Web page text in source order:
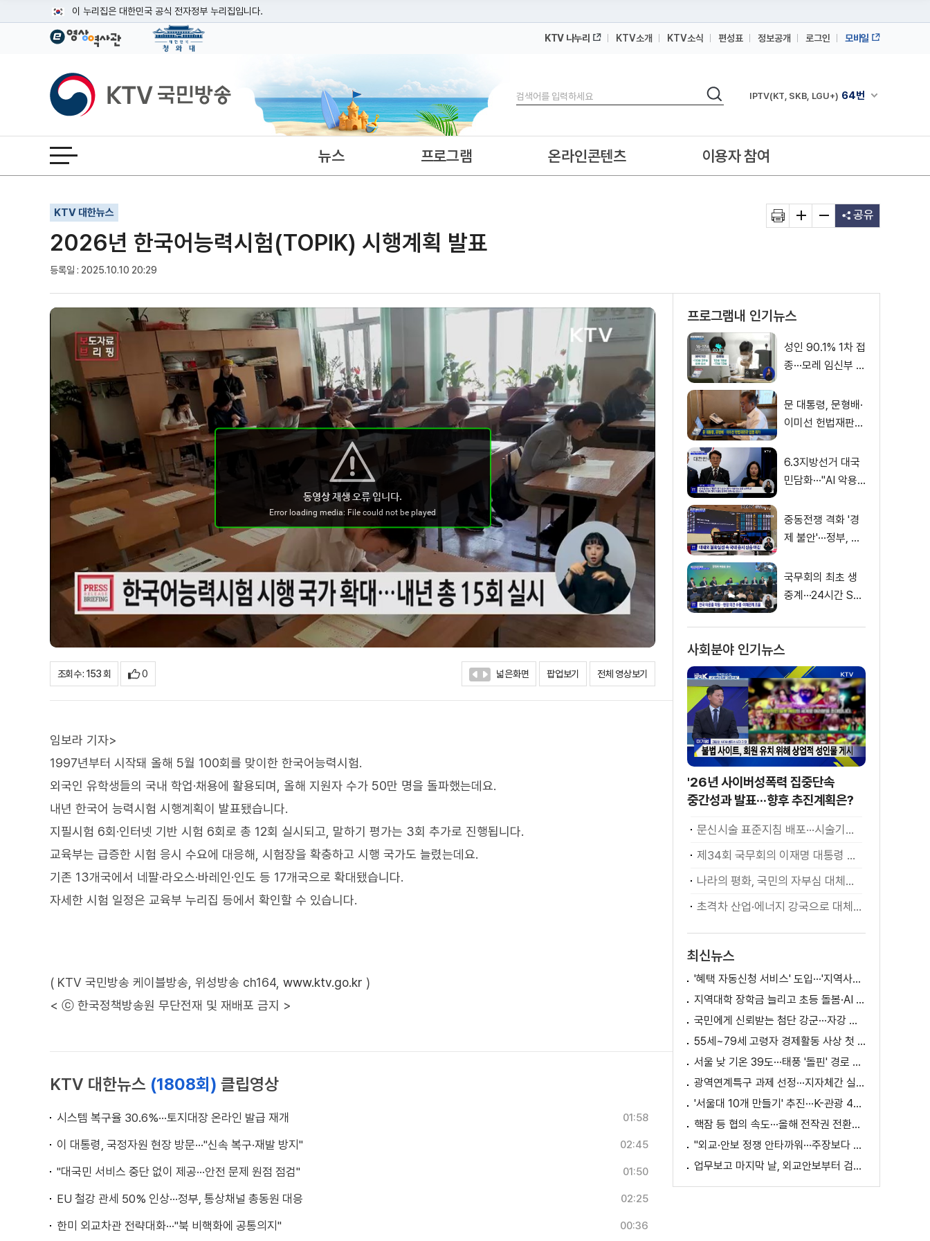
이 누리집은 대한민국 공식 전자정부 누리집입니다.
공식 누리집 주소 확인하기
이밖에 or.kr 또는 .kr등 다른 도메인 주소를 사용하고 있다면 아래 URL에서 도메인 주소를 확인해 보세요
운영중인 공식 누리집보기
KTV 나누리 KTV소개 KTV소식 편성표 정보공개 로그인 모바일
KTV국민방송
검색
검색 채널안내 펼쳐
IPTV(KT, SKB, LGU+) 64번
IPTV(KT, SKB, LGU+)
전체메뉴 열기 뉴스 프로그램 온라인콘텐츠 이용자 참여
KTV 대한뉴스
2026년 한국어능력시험(TOPIK) 시행계획 발표
등록일 : 2025.10.10 20:29
기사인쇄
글자확대
글자축소 공유
조회수 : 153 회 0 넓은화면 팝업보기 전체 영상보기
임보라 기자>
1997년부터 시작돼 올해 5월 100회를 맞이한 한국어능력시험.
외국인 유학생들의 국내 학업·채용에 활용되며, 올해 지원자 수가 50만 명을 돌파했는데요.
내년 한국어 능력시험 시행계획이 발표됐습니다.
지필시험 6회·인터넷 기반 시험 6회로 총 12회 실시되고, 말하기 평가는 3회 추가로 진행됩니다.
교육부는 급증한 시험 응시 수요에 대응해, 시험장을 확충하고 시행 국가도 늘렸는데요.
기존 13개국에서 네팔·라오스·바레인·인도 등 17개국으로 확대됐습니다.
자세한 시험 일정은 교육부 누리집 등에서 확인할 수 있습니다.
( KTV 국민방송 케이블방송, 위성방송 ch164, www.ktv.go.kr )
< ⓒ 한국정책방송원 무단전재 및 재배포 금지 >
KTV 대한뉴스 (1808회) 클립영상
시스템 복구율 30.6%···토지대장 온라인 발급 재개 01:58
이 대통령, 국정자원 현장 방문···"신속 복구·재발 방지" 02:45
"대국민 서비스 중단 없이 제공···안전 문제 원점 점검" 01:50
EU 철강 관세 50% 인상···정부, 통상채널 총동원 대응 02:25
한미 외교차관 전략대화···"북 비핵화에 공통의지" 00:36
프로그램내 인기뉴스
성인 90.1% 1차 접
종···모레 임신부 사
문 대통령, 문형배·
이미선 헌법재판관
6.3지방선거 대국
민담화···"AI 악용
중동전쟁 격화 '경
제 불안'···정부, 금
소화
국무회의 최초 생
중계···24시간 SN
사회분야 인기뉴스
'26년 사이버성폭력 집중단속
중간성과 발표···향후 추진계획은?
문신시술 표준지침 배포···시술기구, 일회용 사용 후 폐기
제34회 국무회의 이재명 대통령 모두발언
나라의 평화, 국민의 자부심 대체불가 대한민국 이재명 대통령 모두말씀
초격차 산업·에너지 강국으로 대체불가 대한민국 이재명 대통령 모두말씀
최신뉴스
'혜택 자동신청 서비스' 도입···'지역사랑상품권' 발행 확대
지역대학 장학금 늘리고 초등 돌봄·AI 교육 확대
국민에게 신뢰받는 첨단 강군···자강 국방·미래 전력 강화
55세~79세 고령자 경제활동 사상 첫 1천만 명 돌파
서울 낮 기온 39도···태풍 '돌핀' 경로 변수
광역연계특구 과제 선정···지자체간 실증 협력 확대
'서울대 10개 만들기' 추진···K-관광 4천만 시대 준비
핵잠 등 협의 속도···올해 전작권 전환시기 결정 추진
"외교·안보 정쟁 안타까워···주장보다 실천 중요"
업무보고 마지막 날, 외교안보부터 검경까지